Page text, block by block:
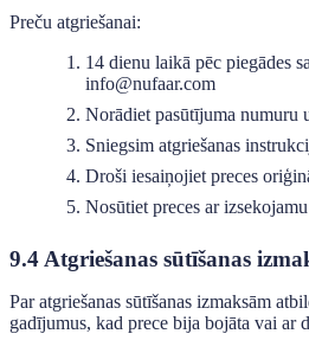
Preču atgriešanai:
14 dienu laikā pēc piegādes
info@nufaar.com
Norādiet pasūtījuma numuru
Sniegsim atgriešanas
Droši iesaiņojiet preces
Nosūtiet preces ar
9.4 Atgriešanas sūtīšanas
Par atgriešanas sūtīšanas izmaksām
gadījumus, kad prece bija bojāta vai ar